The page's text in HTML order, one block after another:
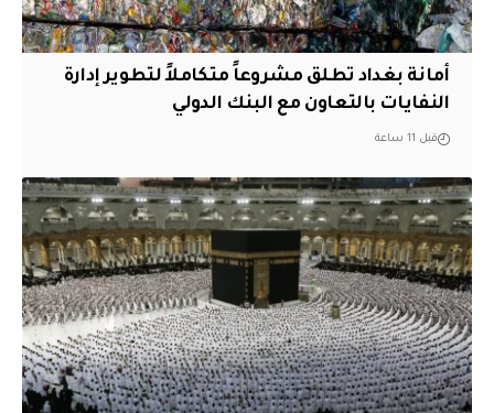
أمانة بغداد تطلق مشروعاً متكاملاً لتطوير إدارة
النفايات بالتعاون مع البنك الدولي
قبل 11 ساعة